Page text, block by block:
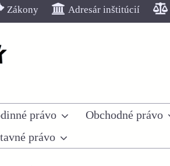
Zákony Adresár inštitúcií
právo Obchodné právo
právo